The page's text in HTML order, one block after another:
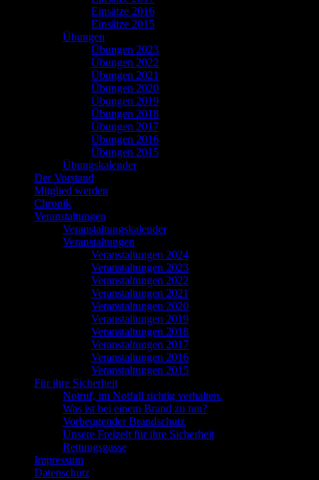
Einsätze 2016
Einsätze 2015
Übungen
Übungen 2023
Übungen 2022
Übungen 2021
Übungen 2020
Übungen 2019
Übungen 2018
Übungen 2017
Übungen 2016
Übungen 2015
Übungskalender
Der Vorstand
Mitglied werden
Chronik
Veranstaltungen
Veranstaltungskalender
Veranstaltungen
Veranstaltungen 2024
Veranstaltungen 2023
Veranstaltungen 2022
Veranstaltungen 2021
Veranstaltungen 2020
Veranstaltungen 2019
Veranstaltungen 2018
Veranstaltungen 2017
Veranstaltungen 2016
Veranstaltungen 2015
Für ihre Sicherheit
Notruf, im Notfall richtig verhalten.
Was ist bei einem Brand zu tun?
Vorbeugender Brandschutz
Unsere Freizeit für ihre Sicherheit
Rettungsgasse
Impressum
Datenschutz